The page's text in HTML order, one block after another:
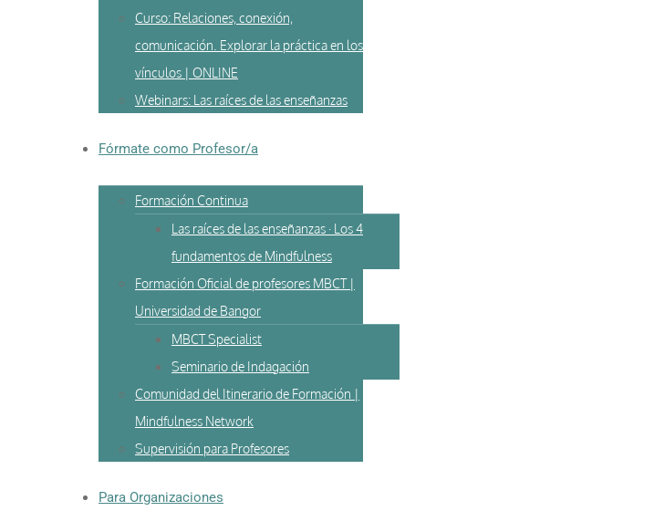
Curso: Relaciones, conexión,
comunicación. Explorar la práctica en los
vínculos | ONLINE
Webinars: Las raíces de las enseñanzas
Fórmate como Profesor/a
Formación Continua
Las raíces de las enseñanzas · Los 4
fundamentos de Mindfulness
Formación Oficial de profesores MBCT |
Universidad de Bangor
MBCT Specialist
Seminario de Indagación
Comunidad del Itinerario de Formación |
Mindfulness Network
Supervisión para Profesores
Para Organizaciones